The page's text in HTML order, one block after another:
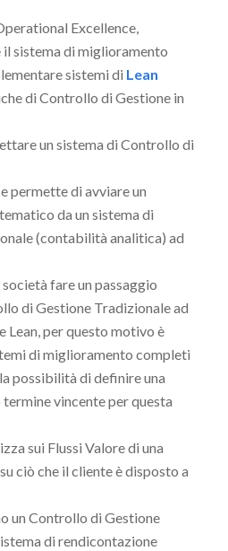
Excellence,
il sistema di miglioramento
sistemi di Lean
di Controllo di Gestione in
un sistema di Controllo di
permette di avviare un
da un sistema di
(contabilità analitica) ad
fare un passaggio
di Gestione Tradizionale ad
Lean, per questo motivo è
di miglioramento completi
possibilità di definire una
vincente per questa
sui Flussi Valore di una
ciò che il cliente è disposto a
un Controllo di Gestione
di rendicontazione